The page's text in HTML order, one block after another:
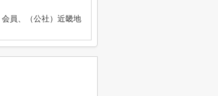
員、（公社）近畿地